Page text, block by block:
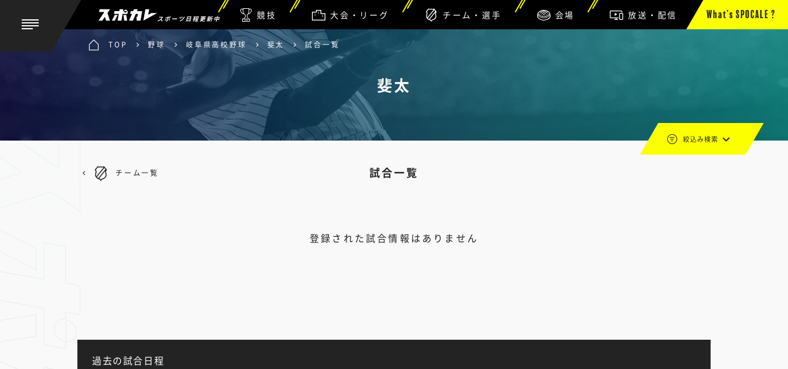
スポーツ日程更新中 競技 大会・リーグ チーム・選手 会場 放送・配信 What’s SPOCALE ?
TOP 野球 岐阜県高校野球 斐太 試合一覧
斐太
試合一覧
絞込み検索
チーム一覧
登録された試合情報はありません
過去の試合日程